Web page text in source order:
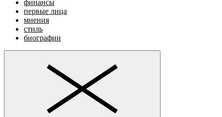
финансы
первые лица
мнения
стиль
биографии